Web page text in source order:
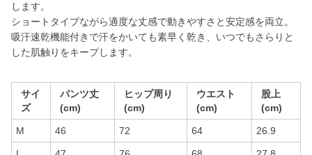
します。
ショートタイプながら適度な丈感で動きやすさと安定感を両立。
吸汗速乾機能付きで汗をかいても素早く乾き、いつでもさらりと
した肌触りをキープします。
サイ
ズ
パンツ丈
(cm)
ヒップ周り
(cm)
ウエスト
(cm)
股上
(cm)
M 46 72 64 26.9